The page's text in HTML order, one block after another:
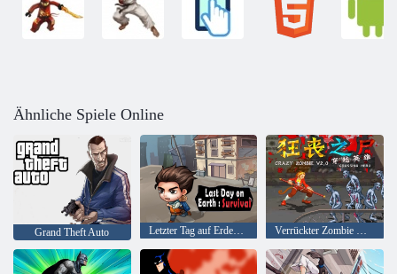
Ähnliche Spiele Online
Grand Theft Auto Letzter Tag auf Erden: Überleben Verrückter Zombie V 2. 0 Kreuzungsheld